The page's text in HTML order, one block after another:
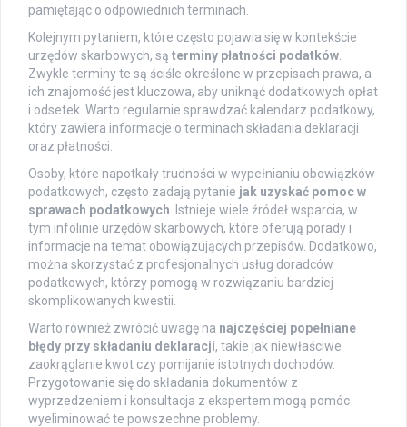
pamiętając o odpowiednich terminach.
Kolejnym pytaniem, które często pojawia się w kontekście
urzędów skarbowych, są terminy płatności podatków
Zwykle terminy te są ściśle określone w przepisach prawa, a
ich znajomość jest kluczowa, aby uniknąć dodatkowych opłat
i odsetek. Warto regularnie sprawdzać kalendarz podatkowy,
który zawiera informacje o terminach składania deklaracji
oraz płatności.
Osoby, które napotkały trudności w wypełnianiu obowiązków
podatkowych, często zadają pytanie jak uzyskać pomoc w
sprawach podatkowych . Istnieje wiele źródeł wsparcia, w
tym infolinie urzędów skarbowych, które oferują porady i
informacje na temat obowiązujących przepisów. Dodatkowo,
można skorzystać z profesjonalnych usług doradców
podatkowych, którzy pomogą w rozwiązaniu bardziej
skomplikowanych kwestii.
Warto również zwrócić uwagę na najczęściej popełniane
błędy przy składaniu deklaracji, takie jak niewłaściwe
zaokrąglanie kwot czy pomijanie istotnych dochodów.
Przygotowanie się do składania dokumentów z
wyprzedzeniem i konsultacja z ekspertem mogą pomóc
wyeliminować te powszechne problemy.